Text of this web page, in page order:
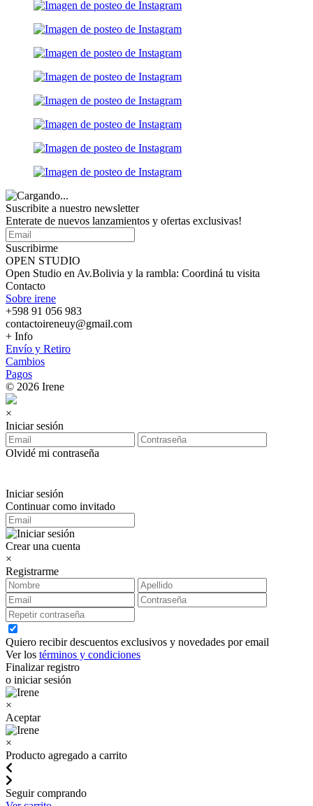
Suscribite a nuestro newsletter
Enterate de nuevos lanzamientos y ofertas exclusivas!
Suscribirme
OPEN STUDIO
Open Studio en Av.Bolivia y la rambla: Coordiná tu visita
Contacto
Sobre irene
+598 91 056 983
contactoireneuy@gmail.com
+ Info
Envío y Retiro
Cambios
Pagos
© 2026 Irene
×
Iniciar sesión
Olvidé mi contraseña
Iniciar sesión
Continuar como invitado
Crear una cuenta
×
Registrarme
Quiero recibir descuentos exclusivos y novedades por email
Ver los términos y condiciones
Finalizar registro
o iniciar sesión
×
Aceptar
×
Producto agregado a carrito
Seguir comprando